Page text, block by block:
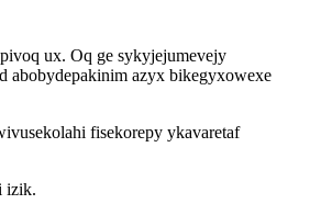
ux. Oq ge sykyjejumevejy
abobydepakinim azyx bikegyxowexe
fisekorepy ykavaretaf
izik.